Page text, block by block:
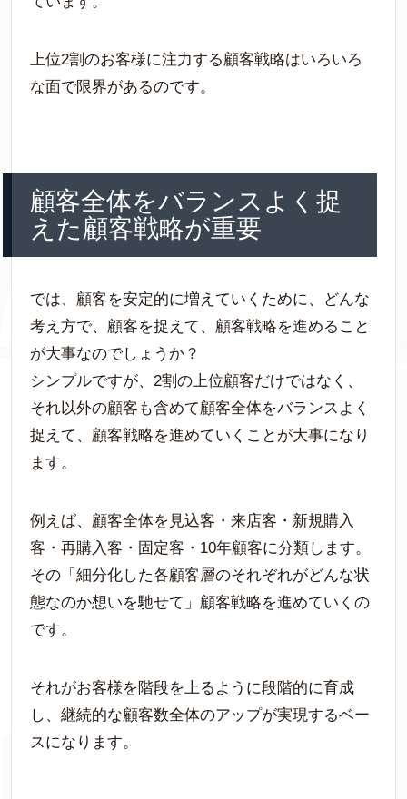
上位2割のお客様に注力する顧客戦略はいろいろ
な面で限界があるのです。
顧客全体をバランスよく捉
えた顧客戦略が重要
では、顧客を安定的に増えていくために、どんな
考え方で、顧客を捉えて、顧客戦略を進めること
が大事なのでしょうか？
シンプルですが、2割の上位顧客だけではなく、
それ以外の顧客も含めて顧客全体をバランスよく
捉えて、顧客戦略を進めていくことが大事になり
ます。
例えば、顧客全体を見込客・来店客・新規購入
客・再購入客・固定客・10年顧客に分類します。
その「細分化した各顧客層のそれぞれがどんな状
態なのか想いを馳せて」顧客戦略を進めていくの
です。
それがお客様を階段を上るように段階的に育成
し、継続的な顧客数全体のアップが実現するベー
スになります。